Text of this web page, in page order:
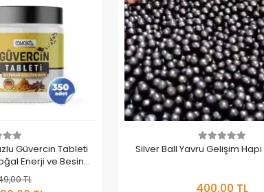
Güvercin Tableti
Enerji ve Besin
TL
Sepete Ekle
Silver Ball Yavru Gelişim
400,00 TL